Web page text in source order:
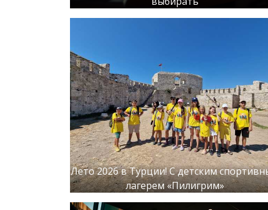
Лето 2026 в Турции! С детским
лагерем «Пилигрим»